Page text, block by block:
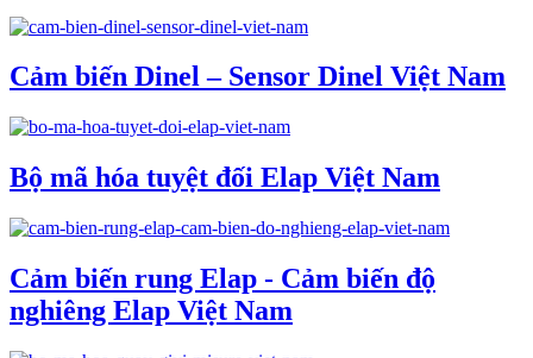
Cảm biến Dinel – Sensor Dinel Việt Nam
Bộ mã hóa tuyệt đối Elap Việt Nam
Cảm biến rung Elap - Cảm biến độ
nghiêng Elap Việt Nam